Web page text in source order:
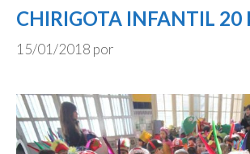
CHIRIGOTA INFANTIL 20
15/01/2018 por